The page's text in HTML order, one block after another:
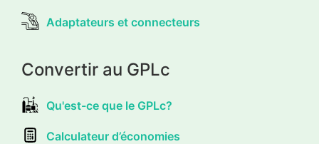
Adaptateurs et connecteurs
Convertir au GPLc
Qu'est-ce que le GPLc?
Calculateur d’économies